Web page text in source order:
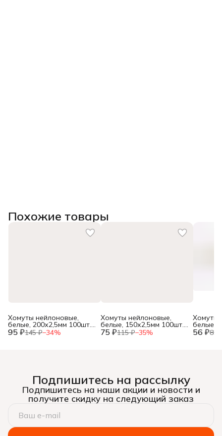
Похожие товары
95 ₽145 ₽−34%
Хомуты нейлоновые,
белые, 200х2,5мм 100шт.,
(уп.) 75 ₽115 ₽−35%
Хомуты нейлоновые,
белые, 150х2,5мм 100шт.,
(уп.) 56 ₽85
Хомуты
белые,
(уп.)
Подпишитесь на рассылку
Подпишитесь на наши акции и новости и
получите скидку на следующий заказ